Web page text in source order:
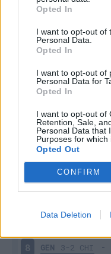
Opted In
I want to opt-out of
Personal Data.
Opted In
I want to opt-out of
Personal Data for
Opted In
I want to opt-out of
Retention, Sale,
Personal Data that
Purposes for which
Opted Out
CONFIRM
Data Deletion
stagionale
Giornata
GEN 2-1 VER
FIO 1-0 GEN
GEN 0-2 JUV
2-0 GEN
6 GEN 1-0 MIL
UDI 1-1 GEN
8 GEN 3-2 CHI